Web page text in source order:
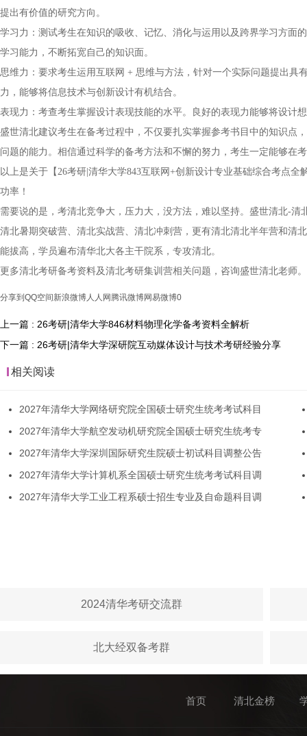
提出有价值的研究方向。
学习力：测试考生在知识的吸收、记忆、消化与运用以及跨界学习方面
学习能力，不断拓宽自己的知识面。
思维力：要求考生运用互联网 + 思维与方法，针对一个实际问题提出
力，能够将信息技术与创新设计有机结合。
表现力：考查考生掌握设计表现技能的水平。良好的表现力能够将设计
盛世清北建议考生在备考过程中，不仅要扎实掌握参考书目中的知识点
问题的能力。相信通过科学的备考方法和不懈的努力，考生一定能够在
以上是关于【26考研|清华大学843互联网+创新设计专业基础综合考点
功率！
需要说的是，考清北竞争大，压力大，没方法，难以坚持。盛世清北-
清北暑期突破营、清北实战营、清北冲刺营，更有清北清北半年营和清
能拔高，学员遍布清华北大各主干院系，专攻清北。
更多清北考研备考资料及清北考研集训营相关问题，咨询盛世清北老师。
分享到 QQ空间 新浪微博人人网 腾讯微博网易微博0
上一篇 : 26考研|清华大学846材料物理化学备考资料全解析
下一篇 : 26考研|清华大学深研院互动媒体设计与技术考研经验分享
相关阅读
2027年清华大学网络研究院全国硕士研究生统考考试科目
2027年清华大学航空发动机研究院全国硕士研究生统考专
2027年清华大学深圳国际研究生院硕士初试科目调整公告
2027年清华大学计算机系全国硕士研究生统考考试科目调
2027年清华大学工业工程系硕士招生专业及自命题科目调
2024清华考研交流群
北大经双备考群
首页 清北金榜